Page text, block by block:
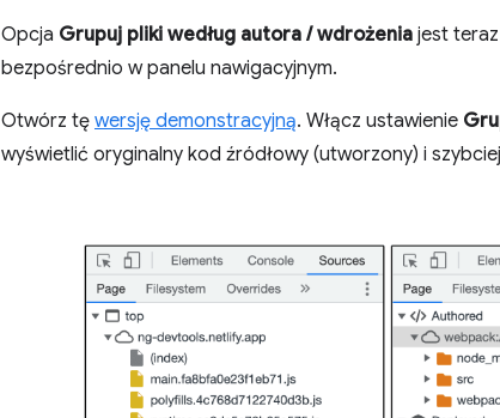
Opcja Grupuj pliki według autora / wdrożenia jest
bezpośrednio w panelu nawigacyjnym.
Otwórz tę wersję demonstracyjną. Włącz ustawienie
wyświetlić oryginalny kod źródłowy (utworzony) i